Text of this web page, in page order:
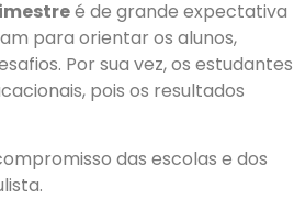
é de grande expectativa
para orientar os alunos,
Por sua vez, os estudantes
pois os resultados
das escolas e dos